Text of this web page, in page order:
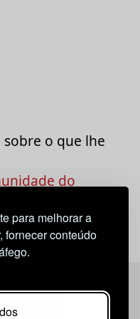
para melhorar a
fornecer conteúdo
o que lhe
do